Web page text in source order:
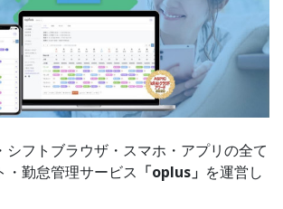
シフトブラウザ・スマホ・アプリの全て
・勤怠管理サービス 「oplus」 を運営し